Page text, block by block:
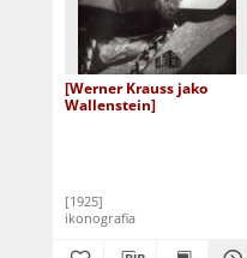
[Werner Krauss jako
Wallenstein]
[1925]
ikonografia